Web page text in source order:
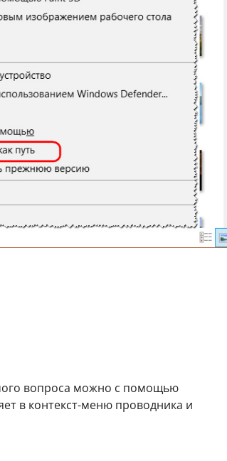
вопроса можно с помощью
в контекст-меню проводника и